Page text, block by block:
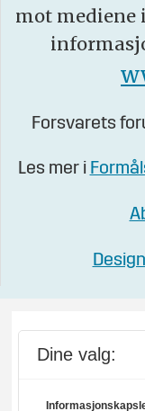
mot mediene
Forsvarets
Les mer i
Dine valg: